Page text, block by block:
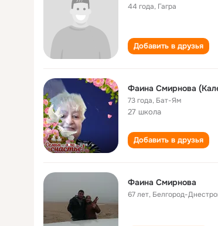
44 года, Гагра
Добавить в друзья
Фаина Смирнова
73 года, Бат-Ям
27 школа
Добавить в друзья
Фаина Смирнова
67 лет, Белгород-